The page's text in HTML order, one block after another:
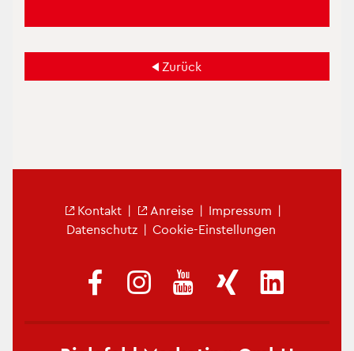
Zu­rück
Kon­takt | An­rei­se | Im­pres­sum |
Da­ten­schutz | Coo­kie-Ein­stel­lun­gen